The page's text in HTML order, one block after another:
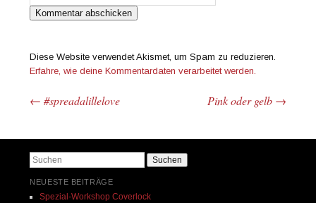
Diese Website verwendet Akismet, um Spam zu reduzieren.
Erfahre, wie deine Kommentardaten verarbeitet werden.
Beitrags-Navigation
← #spreadalillelove Pink oder gelb →
Suchen
NEUESTE BEITRÄGE
Spezial-Workshop Coverlock